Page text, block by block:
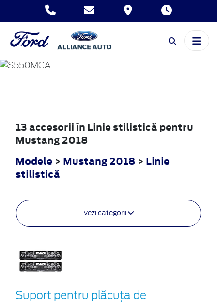
MUSTANG
13 accesorii în Linie stilistică pentru
Mustang 2018
Modele > Mustang 2018 > Linie
stilistică
Vezi categorii
Suport pentru plăcuța de